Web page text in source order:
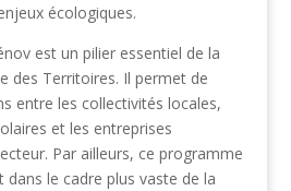
écologiques.
est un pilier essentiel de la
des Territoires. Il permet de
entre les collectivités locales,
et les entreprises
Par ailleurs, ce programme
dans le cadre plus vaste de la